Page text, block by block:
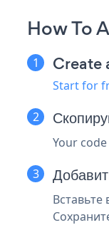
How To
Create
Start for
Your